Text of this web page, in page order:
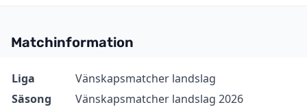
Matchinformation
InformationVärde
Liga
Vänskapsmatcher landslag
Säsong
Vänskapsmatcher landslag 2026